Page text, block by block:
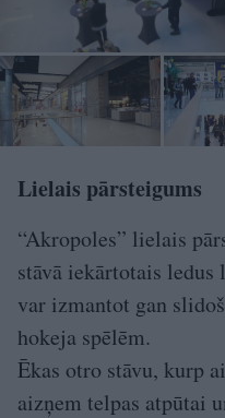
Lielais pārsteigums
“Akropoles” lielais
stāvā iekārtotais
var izmantot gan
hokeja spēlēm.
Ēkas otro stāvu, kurp
aizņem telpas atpūtai